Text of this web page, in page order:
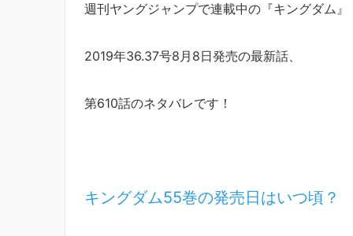
週刊ヤングジャンプで連載中の『キングダム』
2019年36.37号8月8日発売の最新話、
第610話のネタバレです！
キングダム55巻の発売日はいつ頃？